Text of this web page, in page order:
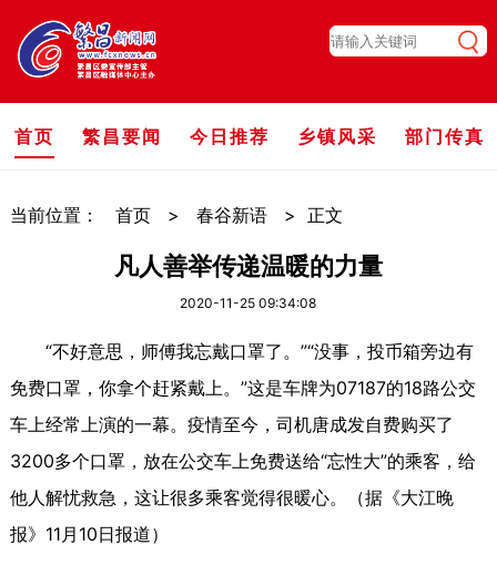
首页 繁昌要闻 今日推荐 乡镇风采 部门传真
当前位置： 首页 > 春谷新语 > 正文
凡人善举传递温暖的力量
2020-11-25 09:34:08
“不好意思，师傅我忘戴口罩了。”“没事，投币箱旁边有
免费口罩，你拿个赶紧戴上。”这是车牌为07187的18路公交
车上经常上演的一幕。疫情至今，司机唐成发自费购买了
3200多个口罩，放在公交车上免费送给“忘性大”的乘客，给
他人解忧救急，这让很多乘客觉得很暖心。（据《大江晚
报》11月10日报道）